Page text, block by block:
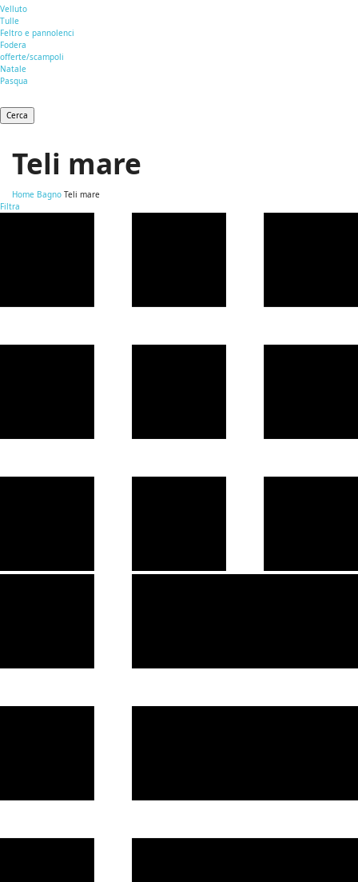
Velluto
Tulle
Feltro e pannolenci
Fodera
offerte/scampoli
Natale
Pasqua
Cerca
Teli mare
Home Bagno Teli mare
Filtra